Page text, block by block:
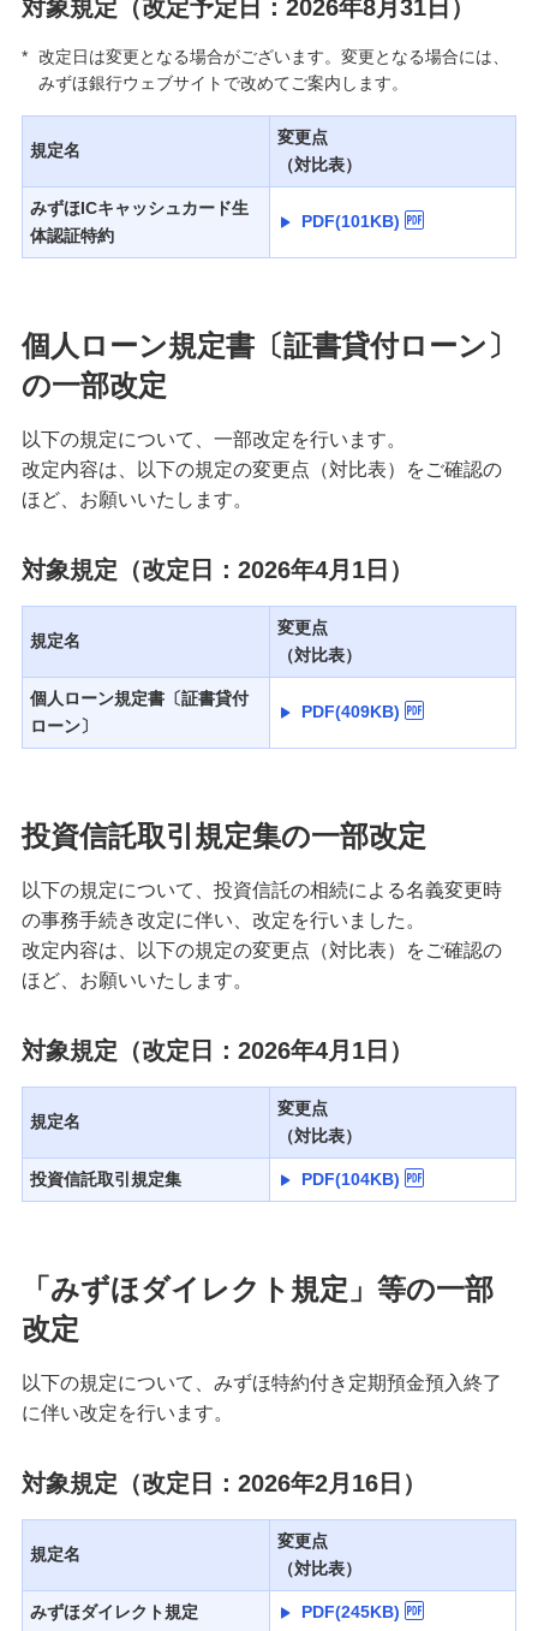
対象規定（改定予定日：2026年8月31日）
* 改定日は変更となる場合がございます。変更となる場合には、
みずほ銀行ウェブサイトで改めてご案内します。
規定名
変更点
（対比表）
みずほICキャッシュカード生
体認証特約
PDF(101KB)
個人ローン規定書〔証書貸付ローン〕
の一部改定
以下の規定について、一部改定を行います。
改定内容は、以下の規定の変更点（対比表）をご確認の
ほど、お願いいたします。
対象規定（改定日：2026年4月1日）
規定名
変更点
（対比表）
個人ローン規定書〔証書貸付
ローン〕
PDF(409KB)
投資信託取引規定集の一部改定
以下の規定について、投資信託の相続による名義変更時
の事務手続き改定に伴い、改定を行いました。
改定内容は、以下の規定の変更点（対比表）をご確認の
ほど、お願いいたします。
対象規定（改定日：2026年4月1日）
規定名
変更点
（対比表）
投資信託取引規定集 PDF(104KB)
「みずほダイレクト規定」等の一部
改定
以下の規定について、みずほ特約付き定期預金預入終了
に伴い改定を行います。
対象規定（改定日：2026年2月16日）
規定名
変更点
（対比表）
みずほダイレクト規定 PDF(245KB)